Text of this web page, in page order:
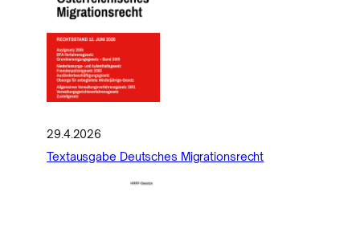
29.4.2026
Textausgabe Deutsches Migrationsrecht